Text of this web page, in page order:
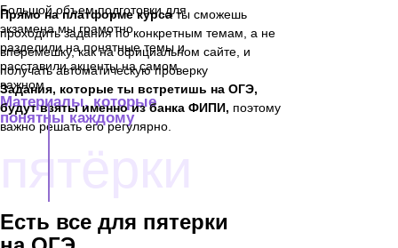
Большой объем подготовки для
экзамена мы грамотно
разделили на понятные темы и
расставили акценты на самом
важном
Материалы, которые
понятны каждому
Есть все для пятерки
Прямо на платформе курсаты сможешь
проходить задания по конкретным темам, а не
вперемешку, как на официальном сайте, и
получать автоматическую проверку
Задания, которые ты встретишь на ОГЭ,
будут взяты именно из банка ФИПИ, поэтому
важно решать его регулярно.